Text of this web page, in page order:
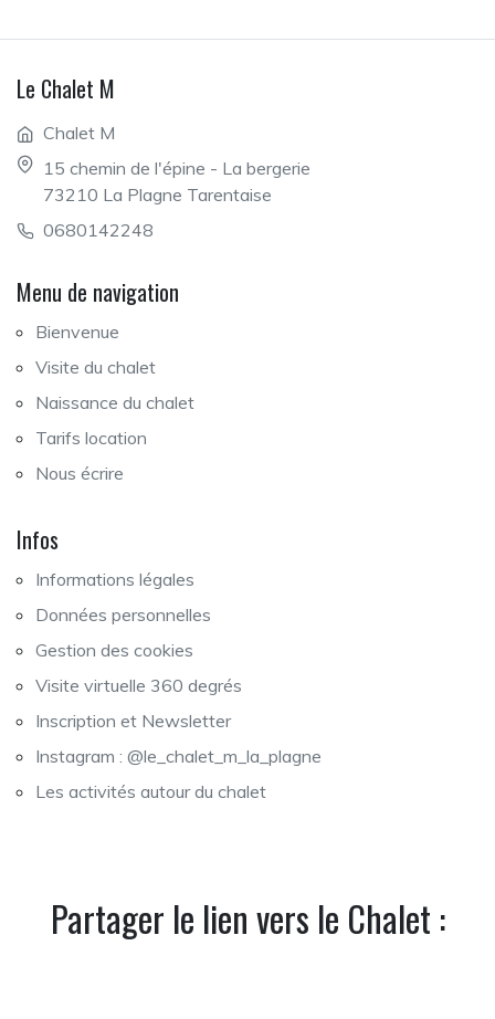
Le Chalet M
Chalet M
15 chemin de l'épine - La bergerie
73210 La Plagne Tarentaise
0680142248
Menu de navigation
Bienvenue
Visite du chalet
Naissance du chalet
Tarifs location
Nous écrire
Infos
Informations légales
Données personnelles
Gestion des cookies
Visite virtuelle 360 degrés
Inscription et Newsletter
Instagram : @le_chalet_m_la_plagne
Les activités autour du chalet
Partager le lien vers le Chalet :